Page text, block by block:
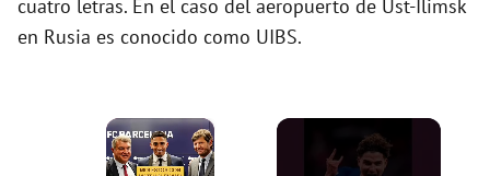
cuatro letras. En el caso del aeropuerto de Ust-Ilimsk
en Rusia es conocido como UIBS.
×